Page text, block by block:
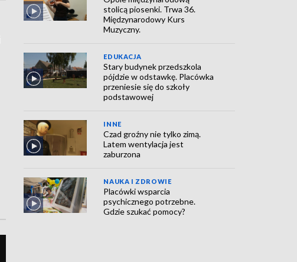
stolicą piosenki. Trwa 36.
Międzynarodowy Kurs
Muzyczny.
EDUKACJA
Stary budynek przedszkola
pójdzie w odstawkę. Placówka
przeniesie się do szkoły
podstawowej
INNE
Czad groźny nie tylko zimą.
Latem wentylacja jest
zaburzona
NAUKA I ZDROWIE
Placówki wsparcia
psychicznego potrzebne.
Gdzie szukać pomocy?